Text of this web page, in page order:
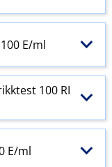
E​/​ml
100 RI​
E​/​ml